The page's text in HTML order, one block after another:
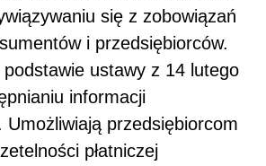
się z zobowiązań
i przedsiębiorców.
podstawie ustawy z 14 lutego
informacji
Umożliwiają przedsiębiorcom
płatniczej